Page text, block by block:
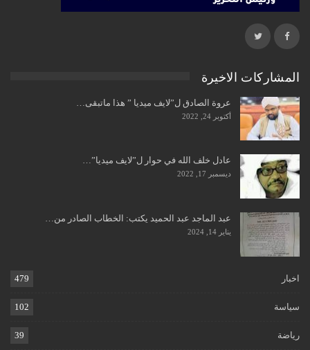
المشاركات الاخيرة
عروة الصادق ل”لايف ميديا ” هذا ماتبقى…
أكتوبر 24, 2022
عادل خلف الله في حوار ل”لايف ميديا”…
ديسمبر 17, 2022
عبد الماجد عبد الحميد يكتب: الخطاب الصادر من…
يناير 14, 2024
اخبار 479
سياسة 102
رياضة 39